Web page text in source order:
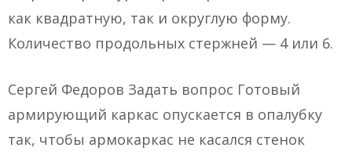
как квадратную, так и округлую форму.
Количество продольных стержней — 4 или 6.
Сергей Федоров Задать вопрос Готовый
армирующий каркас опускается в опалубку
так, чтобы армокаркас не касался стенок